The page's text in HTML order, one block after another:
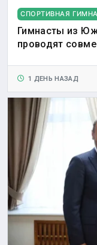
СПОРТИВНАЯ
Гимнасты из
проводят
1 ДЕНЬ НАЗАД